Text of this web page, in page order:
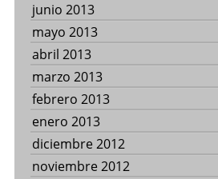
junio 2013
mayo 2013
abril 2013
marzo 2013
febrero 2013
enero 2013
diciembre 2012
noviembre 2012